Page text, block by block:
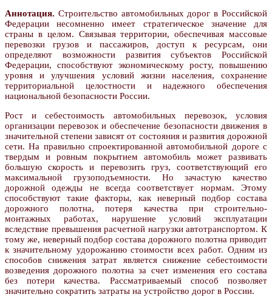
Аннотация. Строительство автомобильных дорог в Российской
Федерации несомненно имеет стратегическое значение для
страны в целом. Связывая территории, обеспечивая массовые
перевозки грузов и пассажиров, доступ к ресурсам, они
определяют возможности развития субъектов Российской
Федерации, способствуют экономическому росту, повышению
уровня и улучшения условий жизни населения, сохранение
территориальной целостности и надежного обеспечения
национальной безопасности России.
Рост и себестоимость автомобильных перевозок, условия
организации перевозок и обеспечение безопасности движения в
значительной степени зависят от состояния и развития дорожной
сети. На правильно спроектированной автомобильной дороге с
твердым и ровным покрытием автомобиль может развивать
большую скорость и перевозить груз, соответствующий его
максимальной грузоподъемности. Но зачастую качество
дорожной одежды не всегда соответствует нормам. Этому
способствуют такие факторы, как неверный подбор состава
дорожного полотна, потеря качества при строительно-
монтажных работах, нарушение условий эксплуатации
вследствие превышения расчетной нагрузки автотранспортом. К
тому же, неверный подбор состава дорожного полотна приводит
к значительному удорожанию стоимости всех работ. Одним из
способов снижения затрат является снижение себестоимости
возведения дорожного полотна за счет изменения его состава
без потери качества. Рассматриваемый способ позволяет
значительно сократить затраты на устройство дорог в России.